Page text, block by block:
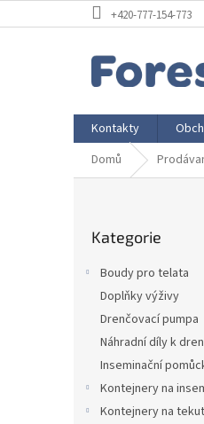
na
+420-777-154-773
Kontakty
Domů
kategorie
Kategorie
Boudy pro telata
Doplňky výživy
Drenčovací pumpa
Náhradní díly k
Inseminační
Kontejnery na
Kontejnery na